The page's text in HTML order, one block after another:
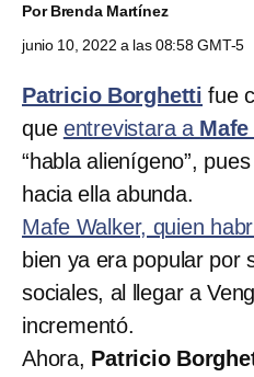
PorBrenda Martínez
junio 10, 2022 a las 08:58 GMT-5
Patricio Borghetti fue
que entrevistara a
“habla alienígeno”,
hacia ella abunda.
Mafe Walker, quien
bien ya era popular por
sociales, al llegar a
incrementó.
Ahora, Patricio